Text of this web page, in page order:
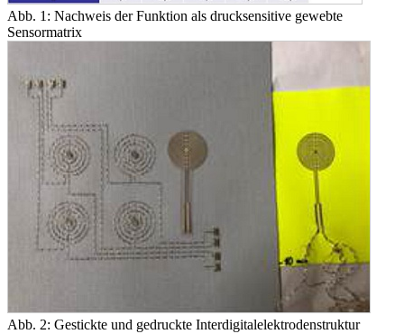
Abb. 1: Nachweis der Funktion als drucksensitive gewebte
Sensormatrix
Abb. 2: Gestickte und gedruckte Interdigitalelektrodenstruktur